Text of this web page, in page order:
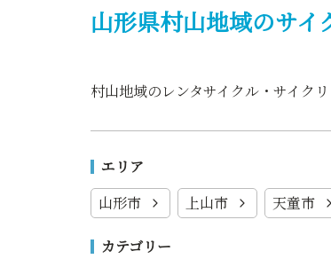
山形県村山地域のサイ
村山地域のレンタサイクル・サイク
エリア
山形市
上山市 天童市
カテゴリー